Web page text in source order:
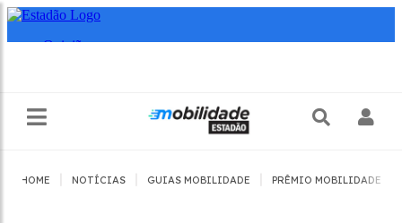
HOME NOTÍCIAS GUIAS MOBILIDADE PRÊMIO MOBILIDADE